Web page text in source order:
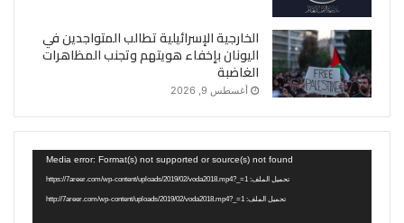
الخارجية الإسرائيلية تطالب المتواجدين في
اليونان بإخفاء هويتهم وتجنب المظاهرات
الغاضبة
أغسطس 9, 2026
Media error: Format(s) not supported or source(s) not found
تحميل الملف: https://7areer.com/wp-content/uploads/2019/02/voda2018.mp4?_=1
تحميل الملف: http://7areer.com/wp-content/uploads/2019/02/voda2018.mp4?_=1